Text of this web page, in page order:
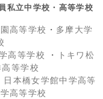
私立中学校・高等学校
高等学校 ・ 多摩大学
高等学校 ・
トキワ松
高等学校
日本橋女学館中学高等
高等学校